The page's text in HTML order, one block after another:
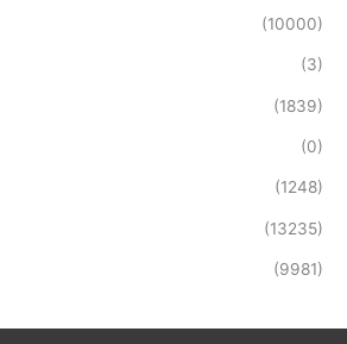
(10000)
(3)
(1839)
(0)
(1248)
(13235)
(9981)